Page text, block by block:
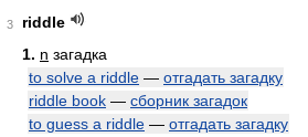
3
riddle
1. n загадка
to solve a riddle — отгадать загадку
riddle book — сборник загадок
to guess a riddle — отгадать загадку